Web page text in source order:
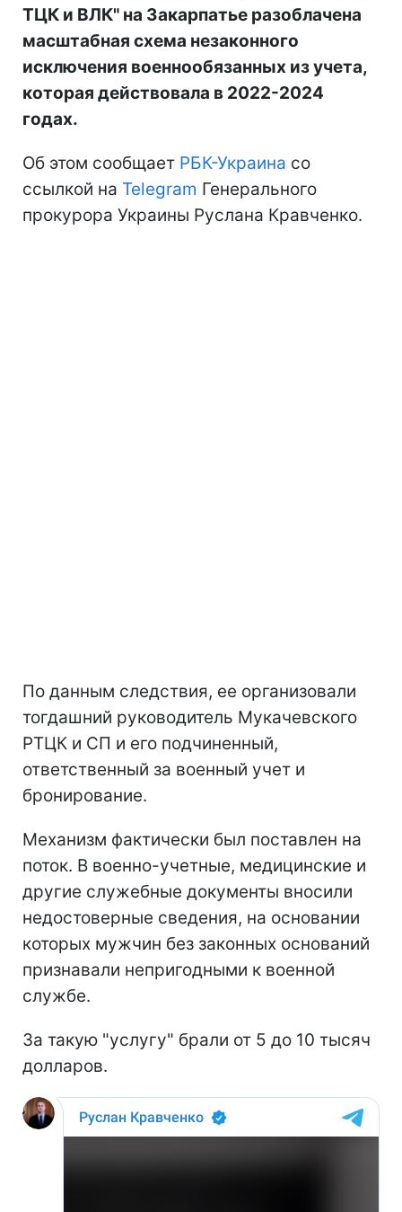
ТЦК и ВЛК" на Закарпатье разоблачена
масштабная схема незаконного
исключения военнообязанных из учета,
которая действовала в 2022-2024
годах.
Об этом сообщает РБК-Украина со
ссылкой на Telegram Генерального
прокурора Украины Руслана Кравченко.
По данным следствия, ее организовали
тогдашний руководитель Мукачевского
РТЦК и СП и его подчиненный,
ответственный за военный учет и
бронирование.
Механизм фактически был поставлен на
поток. В военно-учетные, медицинские и
другие служебные документы вносили
недостоверные сведения, на основании
которых мужчин без законных оснований
признавали непригодными к военной
службе.
За такую "услугу" брали от 5 до 10 тысяч
долларов.